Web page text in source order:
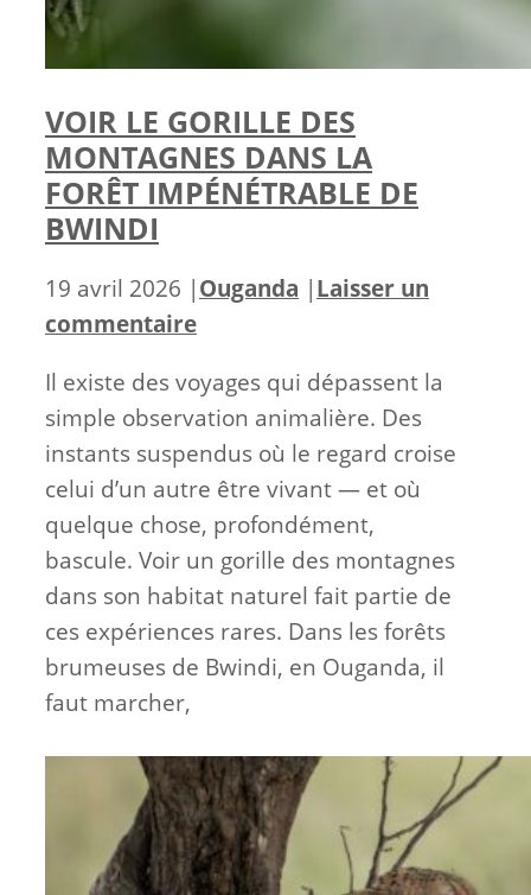
VOIR LE GORILLE DES
MONTAGNES DANS LA
FORÊT IMPÉNÉTRABLE DE
BWINDI
19 avril 2026 |Catégories
Ouganda |Laisser un
commentaire
Il existe des voyages qui dépassent la
simple observation animalière. Des
instants suspendus où le regard croise
celui d’un autre être vivant — et où
quelque chose, profondément,
bascule. Voir un gorille des montagnes
dans son habitat naturel fait partie de
ces expériences rares. Dans les forêts
brumeuses de Bwindi, en Ouganda, il
faut marcher,